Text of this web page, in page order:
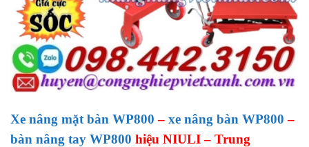
Xe nâng mặt bàn WP800 – xe nâng bàn WP800 –
bàn nâng tay WP800 hiệu NIULI – Trung